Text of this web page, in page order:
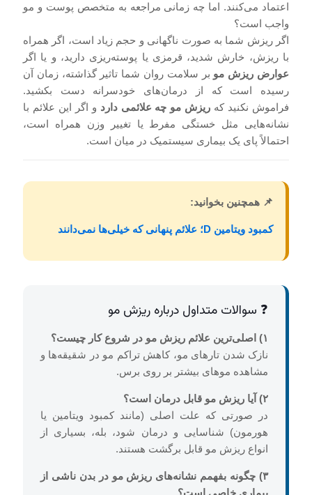
اعتماد می‌کنند. اما چه زمانی مراجعه به متخصص پوست و مو
واجب است؟
اگر ریزش شما به صورت ناگهانی و حجم زیاد است، اگر همراه
با ریزش، خارش شدید، قرمزی یا پوسته‌ریزی دارید، و یا اگر
عوارض ریزش مو بر سلامت روان شما تاثیر گذاشته، زمان آن
رسیده است که از درمان‌های خودسرانه دست بکشید.
فراموش نکنید که ریزش مو چه علائمی دارد و اگر این علائم با
نشانه‌هایی مثل خستگی مفرط یا تغییر وزن همراه است،
احتمالاً پای یک بیماری سیستمیک در میان است.
📌 همچنین بخوانید:
کمبود ویتامین D؛ علائم پنهانی که خیلی‌ها نمی‌دانند
❓ سوالات متداول درباره ریزش مو
۱) اصلی‌ترین علائم ریزش مو در شروع کار چیست؟
نازک شدن تارهای مو، کاهش تراکم مو در شقیقه‌ها و
مشاهده موهای بیشتر بر روی برس.
۲) آیا ریزش مو قابل درمان است؟
در صورتی که علت اصلی (مانند کمبود ویتامین یا
هورمون) شناسایی و درمان شود، بله، بسیاری از
انواع ریزش مو قابل برگشت هستند.
۳) چگونه بفهمم نشانه‌های ریزش مو در بدن ناشی از
بیماری خاصی است؟